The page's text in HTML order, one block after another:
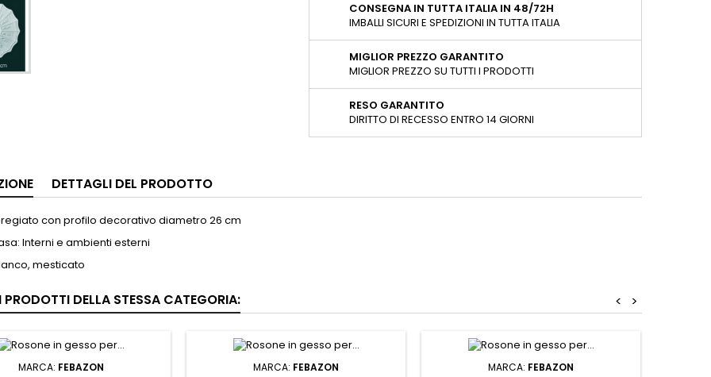
CONSEGNA IN TUTTA ITALIA IN 48/72H
IMBALLI SICURI E SPEDIZIONI IN TUTTA ITALIA
MIGLIOR PREZZO GARANTITO
MIGLIOR PREZZO SU TUTTI I PRODOTTI
RESO GARANTITO
DIRITTO DI RECESSO ENTRO 14 GIORNI
DETTAGLI DEL PRODOTTO
con profilo decorativo diametro 26 cm
Interni e ambienti esterni
mesticato
PRODOTTI DELLA STESSA CATEGORIA: >
<
MARCA: FEBAZON MARCA: FEBAZON MARCA: FEBAZON